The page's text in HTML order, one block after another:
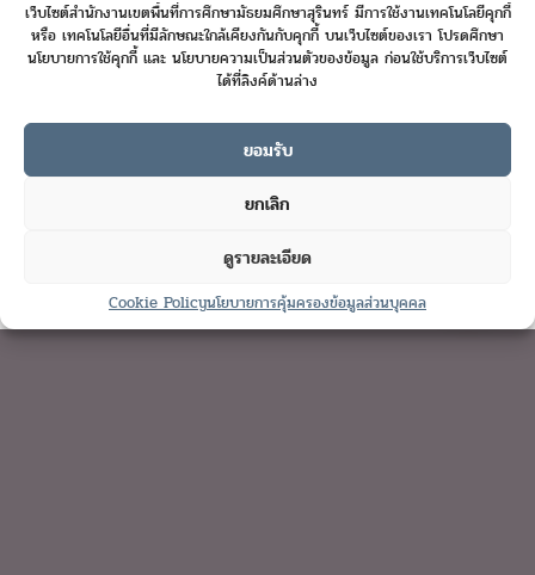
เว็บไซต์สำนักงานเขตพื้นที่การศึกษามัธยมศึกษาสุรินทร์ มีการใช้งานเทคโนโลยีคุกกี้
หรือ เทคโนโลยีอื่นที่มีลักษณะใกล้เคียงกันกับคุกกี้ บนเว็บไซต์ของเรา โปรดศึกษา
นโยบายการใช้คุกกี้ และ นโยบายความเป็นส่วนตัวของข้อมูล ก่อนใช้บริการเว็บไซต์
ได้ที่ลิงค์ด้านล่าง
ยอมรับ
ยกเลิก
ดูรายละเอียด
Cookie Policyนโยบายการคุ้มครองข้อมูลส่วนบุคคล
422803 Contact us
chaty